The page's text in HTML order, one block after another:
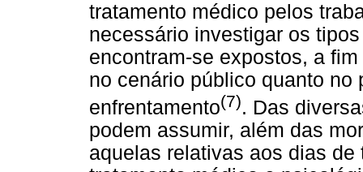
tratamento médico pelos
necessário investigar os
encontram-se expostos, a
no cenário público quanto
enfrentamento(7). Das
podem assumir, além das
aquelas relativas aos dias